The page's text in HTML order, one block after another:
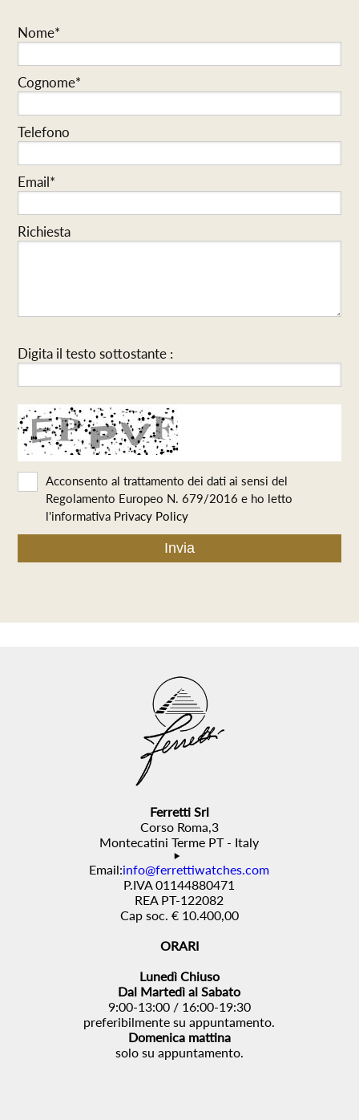
Nome*
Cognome*
Telefono
Email*
Richiesta
Digita il testo sottostante :
Acconsento al trattamento dei dati ai sensi del
Regolamento Europeo N. 679/2016 e ho letto
l'informativa Privacy Policy
Ferretti Srl
Corso Roma,3
Montecatini Terme PT - Italy
Email:info@ferrettiwatches.com
P.IVA 01144880471
REA PT-122082
Cap soc. € 10.400,00
ORARI
Lunedì Chiuso
Dal Martedì al Sabato
9:00-13:00 / 16:00-19:30
preferibilmente su appuntamento.
Domenica mattina
solo su appuntamento.